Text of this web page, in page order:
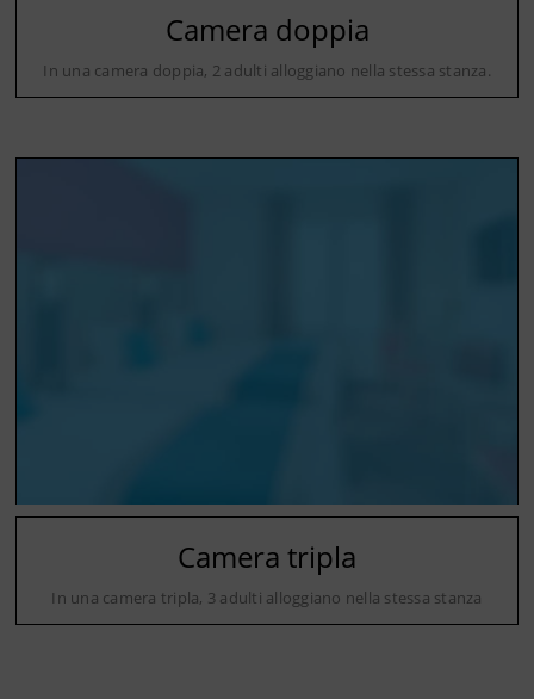
Camera doppia
In una camera doppia, 2 adulti alloggiano nella stessa stanza.
Camera tripla
In una camera tripla, 3 adulti alloggiano nella stessa stanza